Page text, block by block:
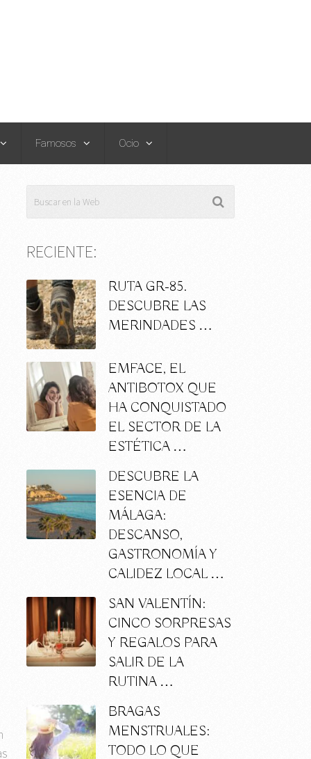
Famosos Ocio
RECIENTE:
RUTA GR-85.
DESCUBRE LAS
MERINDADES …
EMFACE, EL
ANTIBOTOX QUE
HA CONQUISTADO
EL SECTOR DE LA
ESTÉTICA …
DESCUBRE LA
ESENCIA DE
MÁLAGA:
DESCANSO,
GASTRONOMÍA Y
CALIDEZ LOCAL …
SAN VALENTÍN:
CINCO SORPRESAS
Y REGALOS PARA
SALIR DE LA
RUTINA …
BRAGAS
MENSTRUALES:
TODO LO QUE